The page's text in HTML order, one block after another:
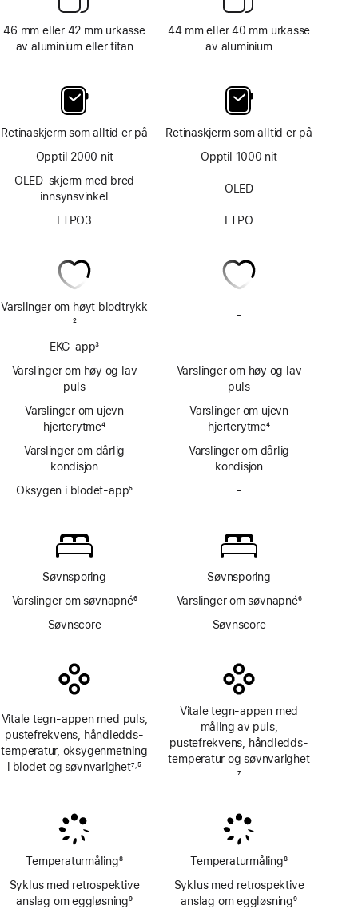
46 mm eller 42 mm urkasse
av aluminium eller titan
Retinaskjerm som alltid er på
Opptil 2000 nit
OLED-skjerm med bred
innsynsvinkel
LTPO3
Varslinger om høyt blodtrykk
2
EKG-app3
Varslinger om høy og lav
puls
Varslinger om ujevn
hjerterytme4
Varslinger om dårlig
kondisjon
Oksygen i blodet-app5
Søvnsporing
Varslinger om søvnapné6
Søvnscore
Vitale tegn-appen med puls,
pustefrekvens, håndledds­
temperatur, oksygen­metning
i blodet og søvnvarighet7 ,5
Temperaturmåling8
Syklus med retrospektive
anslag om eggløsning9
44 mm eller 40 mm urkasse
av aluminium
Retinaskjerm som alltid er på
Opptil 1000 nit
OLED
LTPO
-
tegn
på
høyt
blodtrykk
-
EKG-
app
Varslinger om høy og lav
puls
Varslinger om ujevn
hjerterytme4
Varslinger om dårlig
kondisjon
-
i blodet-
app
Søvnsporing
Varslinger om søvnapné6
Søvnscore
Vitale tegn-appen med
måling av puls,
pustefrekvens, håndledds­
temperatur og søvnvarighet
7
Temperaturmåling8
Syklus med retrospektive
anslag om eggløsning9